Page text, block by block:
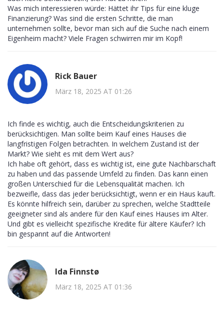
Was mich interessieren würde: Hättet ihr Tips für eine kluge
Finanzierung? Was sind die ersten Schritte, die man
unternehmen sollte, bevor man sich auf die Suche nach einem
Eigenheim macht? Viele Fragen schwirren mir im Kopf!
Rick Bauer
März 18, 2025 AT 01:26
Ich finde es wichtig, auch die Entscheidungskriterien zu
berücksichtigen. Man sollte beim Kauf eines Hauses die
langfristigen Folgen betrachten. In welchem Zustand ist der
Markt? Wie sieht es mit dem Wert aus?
Ich habe oft gehört, dass es wichtig ist, eine gute Nachbarschaft
zu haben und das passende Umfeld zu finden. Das kann einen
großen Unterschied für die Lebensqualität machen. Ich
bezweifle, dass das jeder berücksichtigt, wenn er ein Haus kauft.
Es könnte hilfreich sein, darüber zu sprechen, welche Stadtteile
geeigneter sind als andere für den Kauf eines Hauses im Alter.
Und gibt es vielleicht spezifische Kredite für ältere Käufer? Ich
bin gespannt auf die Antworten!
Ida Finnstø
März 18, 2025 AT 01:36